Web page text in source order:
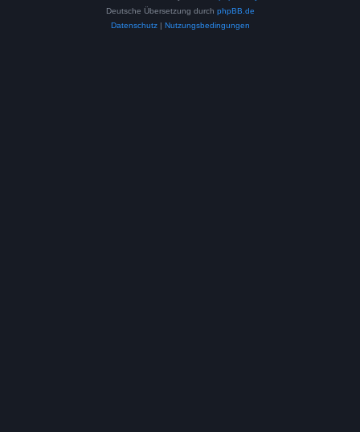
Deutsche Übersetzung durch phpBB.de
Datenschutz| Nutzungsbedingungen